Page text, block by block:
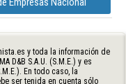
y toda la información de
D&B S.A.U. (S.M.E.) y es
En todo caso, la
ser tenida en cuenta sólo